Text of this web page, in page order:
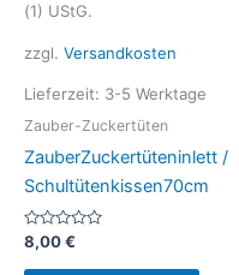
(1) UStG.
zzgl. Versandkosten
Lieferzeit: 3-5 Werktage
Zauber-Zuckertüten
ZauberZuckertüteninlett /
Schultütenkissen70cm
Bewertet
mit
0
8,00€